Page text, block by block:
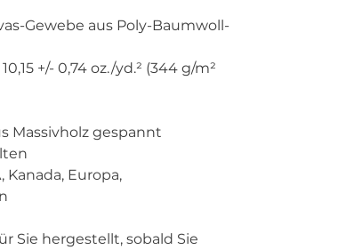
Massivholz gespannt